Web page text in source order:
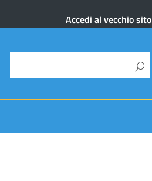
Accedi al vecchio sito